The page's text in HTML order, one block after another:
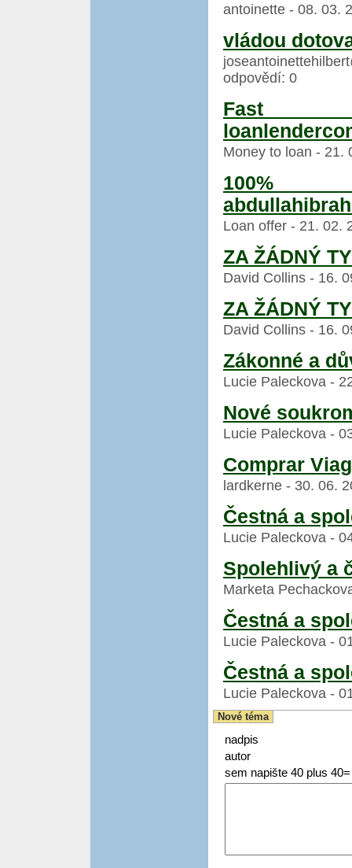
antoinette - 08. 03.
vládou
odpovědí: 0
Fast
Money to loan - 21.
100%
Loan offer - 21. 02.
ZA ŽÁDNÝ
David Collins - 16.
ZA ŽÁDNÝ
David Collins - 16.
Zákonné a
Lucie Paleckova -
Nové
Lucie Paleckova -
Comprar
lardkerne - 30. 06.
Čestná a
Lucie Paleckova -
Spolehlivý a
Marketa
Čestná a
Lucie Paleckova -
Čestná a
Lucie Paleckova -
Nové téma
nadpis
autor
sem napište 40 plus 40=